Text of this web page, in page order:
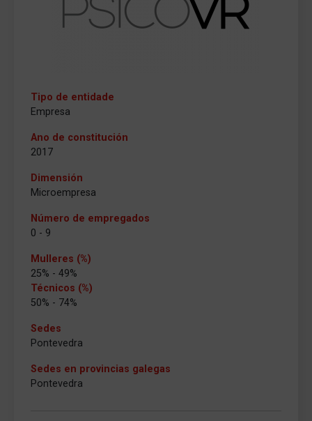
Tipo de entidade
Empresa
Ano de constitución
2017
Dimensión
Microempresa
Número de empregados
0 - 9
Mulleres (%)
25% - 49%
Técnicos (%)
50% - 74%
Sedes
Pontevedra
Sedes en provincias galegas
Pontevedra